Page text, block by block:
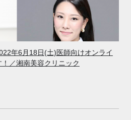
年6月18日(土)医師向けオンライ
／湘南美容クリニック